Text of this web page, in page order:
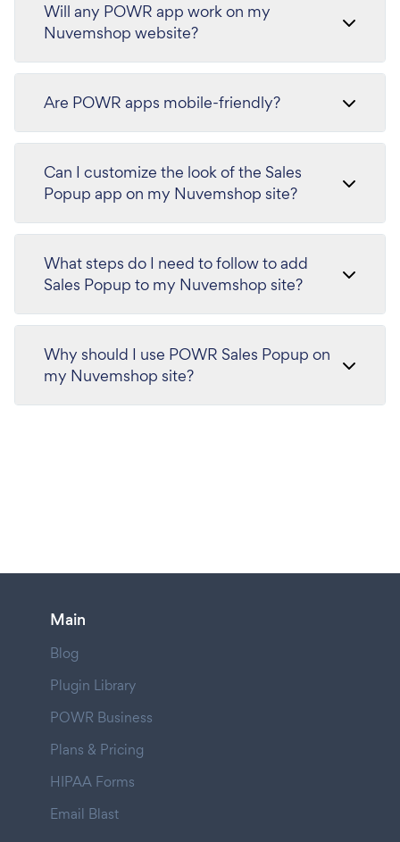
Will any POWR app work on my
Nuvemshop website?
Are POWR apps mobile-friendly?
Can I customize the look of the Sales
Popup app on my Nuvemshop site?
What steps do I need to follow to add
Sales Popup to my Nuvemshop site?
Why should I use POWR Sales Popup on
my Nuvemshop site?
Main
Blog
Plugin Library
POWR Business
Plans & Pricing
HIPAA Forms
Email Blast